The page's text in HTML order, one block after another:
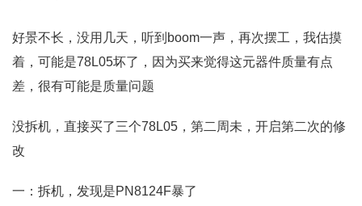
好景不长，没用几天，听到boom一声，再次摆工，我估摸
着，可能是78L05坏了，因为买来觉得这元器件质量有点
差，很有可能是质量问题
没拆机，直接买了三个78L05，第二周未，开启第二次的修
改
一：拆机，发现是PN8124F暴了